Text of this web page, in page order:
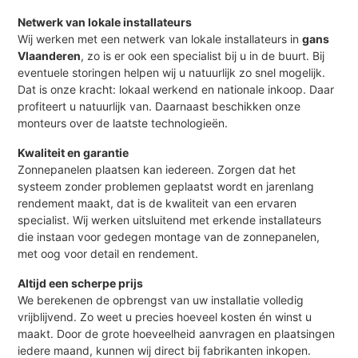
Netwerk van lokale installateurs
Wij werken met een netwerk van lokale installateurs ingans
Vlaanderen, zo is er ook een specialist bij u in de buurt. Bij
eventuele storingen helpen wij u natuurlijk zo snel mogelijk.
Dat is onze kracht: lokaal werkend en nationale inkoop. Daar
profiteert u natuurlijk van. Daarnaast beschikken onze
monteurs over de laatste technologieën.
Kwaliteit en garantie
Zonnepanelen plaatsen kan iedereen. Zorgen dat het
systeem zonder problemen geplaatst wordt en jarenlang
rendement maakt, dat is de kwaliteit van een ervaren
specialist. Wij werken uitsluitend met erkende installateurs
die instaan voor gedegen montage van de zonnepanelen,
met oog voor detail en rendement.
Altijd een scherpe prijs
We berekenen de opbrengst van uw installatie volledig
vrijblijvend. Zo weet u precies hoeveel kosten én winst u
maakt. Door de grote hoeveelheid aanvragen en plaatsingen
iedere maand, kunnen wij direct bij fabrikanten inkopen.